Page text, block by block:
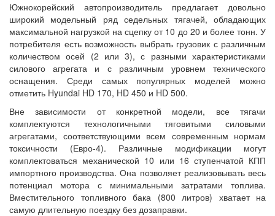
Южнокорейский автопроизводитель предлагает довольно
широкий модельный ряд седельных тягачей, обладающих
максимальной нагрузкой на сцепку от 10 до 20 и более тонн. У
потребителя есть возможность выбрать грузовик с различным
количеством осей (2 или 3), с разными характеристиками
силового агрегата и с различным уровнем технического
оснащения. Среди самых популярных моделей можно
отметить Hyundai HD 170, HD 450 и HD 500.
Вне зависимости от конкретной модели, все тягачи
комплектуются технологичными тяговитыми силовыми
агрегатами, соответствующими всем современным нормам
токсичности (Евро-4). Различные модификации могут
комплектоваться механической 10 или 16 ступенчатой КПП
импортного производства. Она позволяет реализовывать весь
потенциал мотора с минимальными затратами топлива.
Вместительного топливного бака (800 литров) хватает на
самую длительную поездку без дозаправки.